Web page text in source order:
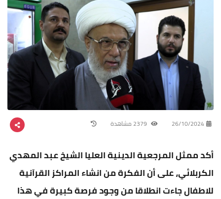
26/10/2024
أكد ممثل المرجعية الدينية العليا الشيخ عبد المهدي
الكربلائي، على أن الفكرة من انشاء المراكز القرآنية
للاطفال جاءت انطلاقا من وجود فرصة كبيرة في هذا